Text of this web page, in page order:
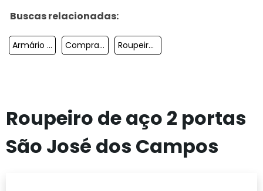
Buscas relacionadas:
Armário De Aço 8 Portas São Bernardo Do Campo Comprar Estante De Aço Osasco Roupeiro De Aço Com Chave
Roupeiro de aço 2 portas
São José dos Campos